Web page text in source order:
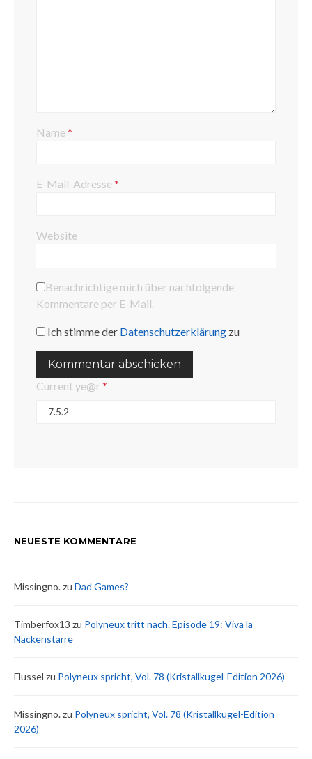
Name*
E-Mail-Adresse*
Website
Benachrichtige mich über nachfolgende
Kommentare per E-Mail.
Ich stimme der Datenschutzerklärung zu
Current ye@r *
NEUESTE KOMMENTARE
Missingno.zu Dad Games?
Timberfox13 zu Polyneux tritt nach. Episode 19: Viva la
Nackenstarre
Flussel zu Polyneux spricht, Vol. 78 (Kristallkugel-Edition 2026)
Missingno.zu Polyneux spricht, Vol. 78 (Kristallkugel-Edition
2026)